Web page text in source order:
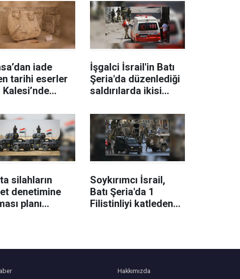
iade
tarihi eserler
Kalesi’nde
İşgalci İsrail'in Batı
Şeria'da düzenlediği
saldırılarda ikisi
Filistinli yaralandı
silahların
denetimine
planı
Soykırımcı İsrail,
Batı Şeria'da 1
Filistinliyi katleden
Hakkımızda